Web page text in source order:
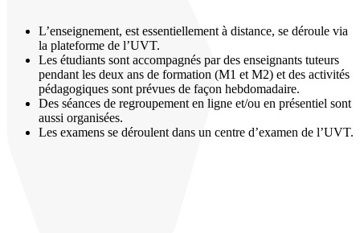
L’enseignement, est essentiellement à distance, se déroule via
la plateforme de l’UVT.
Les étudiants sont accompagnés par des enseignants tuteurs
pendant les deux ans de formation (M1 et M2) et des activités
pédagogiques sont prévues de façon hebdomadaire.
Des séances de regroupement en ligne et/ou en présentiel sont
aussi organisées.
Les examens se déroulent dans un centre d’examen de l’UVT.